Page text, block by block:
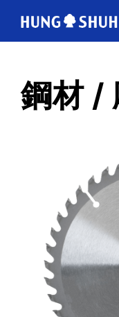
鋼材 /
会社情報
鋼材 / 応用事
製造範囲
トムソン刃